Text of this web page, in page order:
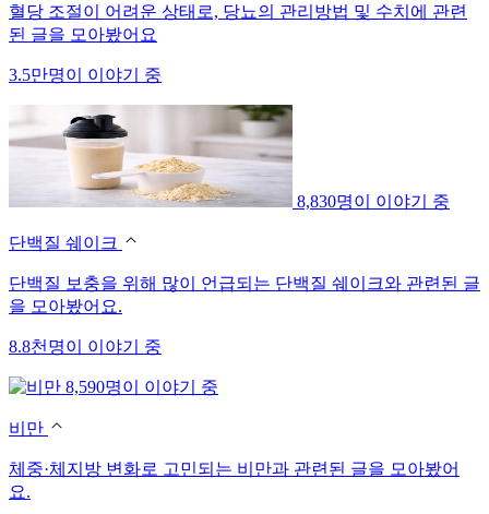
혈당 조절이 어려운 상태로, 당뇨의 관리방법 및 수치에 관련
된 글을 모아봤어요
3.5만명이 이야기 중
8,830명이 이야기 중
단백질 쉐이크
단백질 보충을 위해 많이 언급되는 단백질 쉐이크와 관련된 글
을 모아봤어요.
8.8천명이 이야기 중
8,590명이 이야기 중
비만
체중·체지방 변화로 고민되는 비만과 관련된 글을 모아봤어
요.